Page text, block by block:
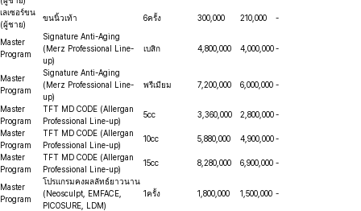
เลเซอร์ขน
(ผู้ชาย)
ขนนิ้วเท้า 6ครั้ง 300,000 210,000 -
Master
Program
Signature Anti-Aging
(Merz Professional Line-
up)
เบสิก 4,800,000 4,000,000-
Master
Program
Signature Anti-Aging
(Merz Professional Line-
up)
พรีเมียม 7,200,000 6,000,000 -
Master
Program
TFT MD CODE (Allergan
Professional Line-up)
5cc 3,360,000 2,800,000-
Master
Program
TFT MD CODE (Allergan
Professional Line-up)
10cc 5,880,000 4,900,000-
Master
Program
TFT MD CODE (Allergan
Professional Line-up)
15cc 8,280,000 6,900,000 -
Master
Program
โปรแกรมคงผลลัทธ์ยาวนาน
(Neosculpt, EMFACE,
PICOSURE, LDM)
1ครั้ง 1,800,000 1,500,000 -